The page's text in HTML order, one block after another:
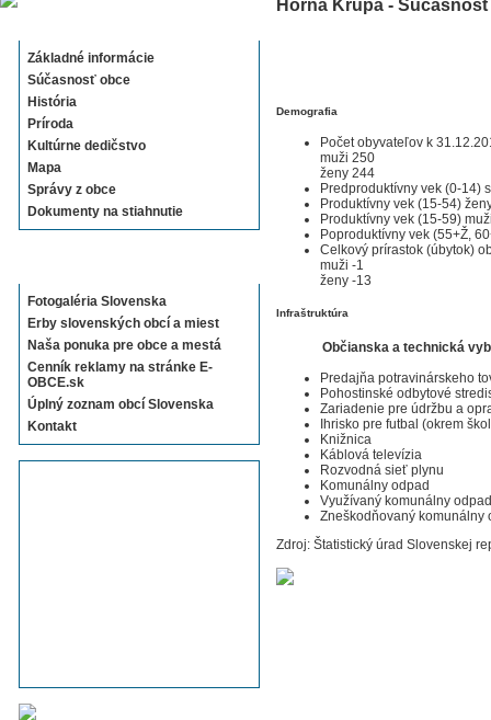
Základné informácie
Súčasnosť obce
História
Príroda
Kultúrne dedičstvo
Mapa
Správy z obce
Dokumenty na stiahnutie
Fotogaléria Slovenska
Erby slovenských obcí a miest
Naša ponuka pre obce a mestá
Cenník reklamy na stránke E-
OBCE.sk
Úplný zoznam obcí Slovenska
Kontakt
Horná Krupá -
Demografia
Počet obyvateľov k
muži 250
ženy 244
Predproduktívny vek (0-14)
Produktívny vek (15-54)
Produktívny vek (15-59)
Poproduktívny vek (55+Ž,
Celkový prírastok (úbytok)
muži -1
ženy -13
Infraštruktúra
Občianska a technická
Predajňa potravinárskeho
Pohostinské odbytové
Zariadenie pre údržbu a
Ihrisko pre futbal (okrem
Knižnica
Káblová televízia
Rozvodná sieť plynu
Komunálny odpad
Využívaný komunálny odpad
Zneškodňovaný komunálny
Zdroj: Štatistický úrad Slovenskej